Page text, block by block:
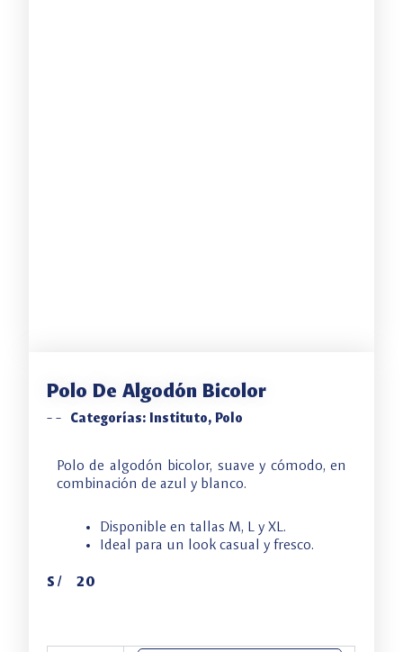
Polo De Algodón Bicolor
-- Categorías: Instituto, Polo
Polo de algodón bicolor, suave y cómodo, en
combinación de azul y blanco.
Disponible en tallas M, L y XL.
Ideal para un look casual y fresco.
S/ 20